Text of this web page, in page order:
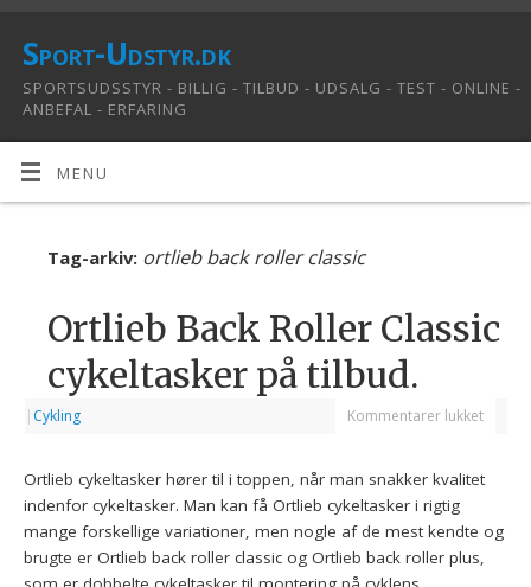
Sport-Udstyr.dk
SPORTSUDSSTYR - BILLIG - TILBUD - UDSALG - TEST - ONLINE -
ANBEFAL - ERFARING
MENU
Tag-arkiv: ortlieb back roller classic
Ortlieb Back Roller Classic
cykeltasker på tilbud.
| Cykling Kommentarer lukket
Ortlieb cykeltasker hører til i toppen, når man snakker kvalitet
indenfor cykeltasker. Man kan få Ortlieb cykeltasker i rigtig
mange forskellige variationer, men nogle af de mest kendte og
brugte er Ortlieb back roller classic og Ortlieb back roller plus,